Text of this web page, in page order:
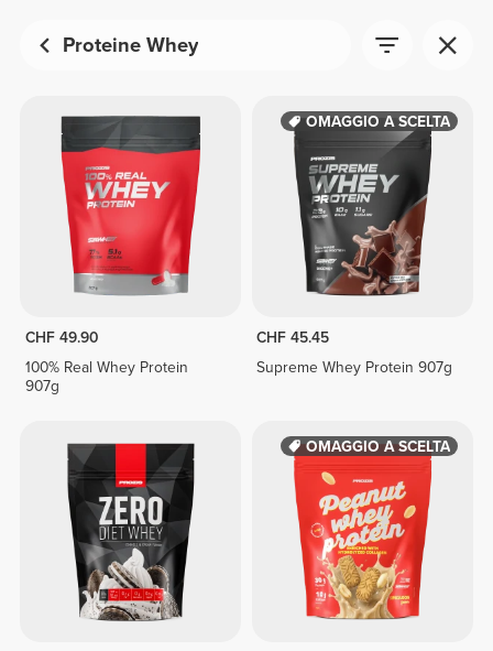
Proteine Whey
CHF 49.90
100% Real Whey Protein
907g
OMAGGIO A SCELTA
CHF 45.45
Supreme Whey Protein 907g
OMAGGIO A SCELTA